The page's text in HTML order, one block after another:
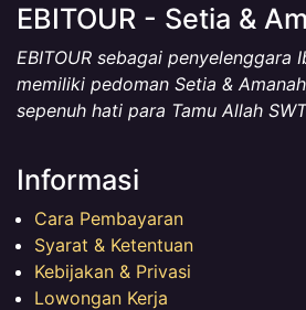
EBITOUR - Setia &
EBITOUR sebagai penyelenggara
memiliki pedoman Setia &
sepenuh hati para Tamu Allah
Informasi
Cara Pembayaran
Syarat & Ketentuan
Kebijakan & Privasi
Lowongan Kerja